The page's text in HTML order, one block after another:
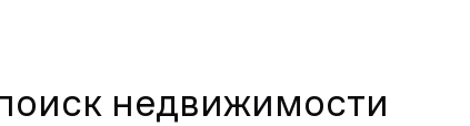
недвижимости